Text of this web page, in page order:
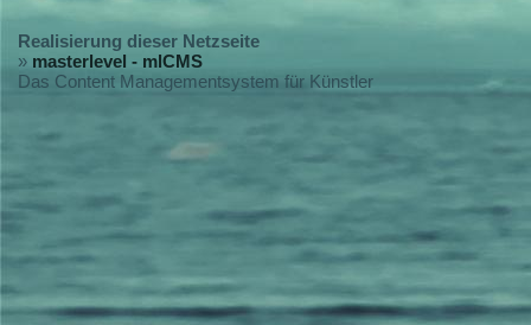
Realisierung dieser Netzseite
» masterlevel - mlCMS
Das Content Managementsystem für Künstler